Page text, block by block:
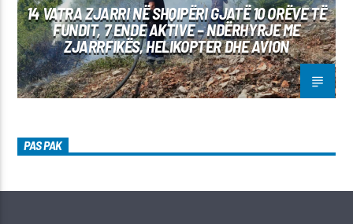
14 VATRA ZJARRI NË SHQIPËRI GJATË 10 ORËVE TË
FUNDIT, 7 ENDE AKTIVE – NDËRHYRJE ME
ZJARRFIKËS, HELIKOPTER DHE AVION
PAS PAK